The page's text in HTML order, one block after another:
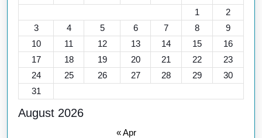
August 2026
1
2
3
4 5 6 7 8
9
10
11 12 13 14 15
16
17
18 19 20 21 22
23
24
25 26 27 28 29
30
31
« Apr